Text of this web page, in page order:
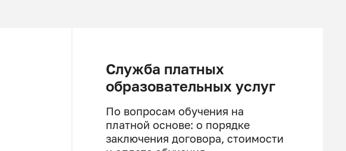
Служба платных
образовательных услуг
По вопросам обучения на
платной основе: о порядке
заключения договора, стоимости